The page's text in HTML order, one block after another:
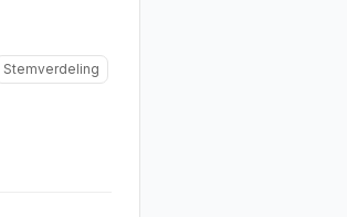
Stemverdeling